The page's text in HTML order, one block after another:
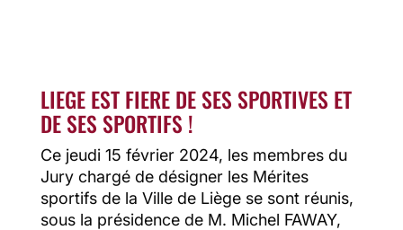
LIEGE EST FIERE DE SES SPORTIVES ET
DE SES SPORTIFS !
Ce jeudi 15 février 2024, les membres du
Jury chargé de désigner les Mérites
sportifs de la Ville de Liège se sont réunis,
sous la présidence de M. Michel FAWAY,